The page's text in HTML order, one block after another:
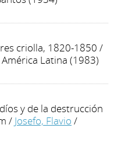
criolla, 1820-1850 /
Latina (1983)
y de la destrucción
/ Josefo, Flavio /